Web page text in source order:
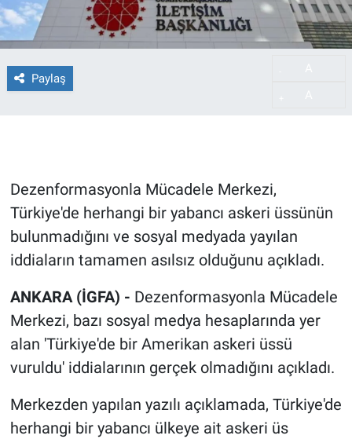
Paylaş
Dezenformasyonla Mücadele Merkezi,
Türkiye'de herhangi bir yabancı askeri üssünün
bulunmadığını ve sosyal medyada yayılan
iddiaların tamamen asılsız olduğunu açıkladı.
ANKARA (İGFA) - Dezenformasyonla Mücadele
Merkezi, bazı sosyal medya hesaplarında yer
alan 'Türkiye'de bir Amerikan askeri üssü
vuruldu' iddialarının gerçek olmadığını açıkladı.
Merkezden yapılan yazılı açıklamada, Türkiye'de
herhangi bir yabancı ülkeye ait askeri üs